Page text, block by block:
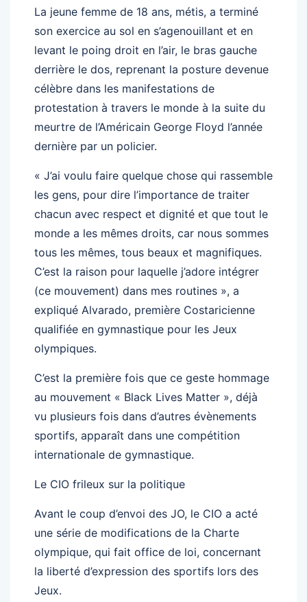
La jeune femme de 18 ans, métis, a terminé
son exercice au sol en s’agenouillant et en
levant le poing droit en l’air, le bras gauche
derrière le dos, reprenant la posture devenue
célèbre dans les manifestations de
protestation à travers le monde à la suite du
meurtre de l’Américain George Floyd l’année
dernière par un policier.
« J’ai voulu faire quelque chose qui rassemble
les gens, pour dire l’importance de traiter
chacun avec respect et dignité et que tout le
monde a les mêmes droits, car nous sommes
tous les mêmes, tous beaux et magnifiques.
C’est la raison pour laquelle j’adore intégrer
(ce mouvement) dans mes routines », a
expliqué Alvarado, première Costaricienne
qualifiée en gymnastique pour les Jeux
olympiques.
C’est la première fois que ce geste hommage
au mouvement « Black Lives Matter », déjà
vu plusieurs fois dans d’autres évènements
sportifs, apparaît dans une compétition
internationale de gymnastique.
Le CIO frileux sur la politique
Avant le coup d’envoi des JO, le CIO a acté
une série de modifications de la Charte
olympique, qui fait office de loi, concernant
la liberté d’expression des sportifs lors des
Jeux.